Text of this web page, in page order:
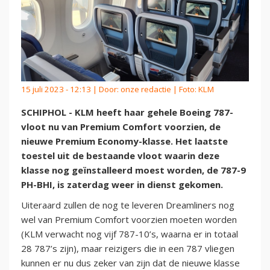
15 juli 2023 - 12:13 | Door: onze redactie | Foto: KLM
SCHIPHOL - KLM heeft haar gehele Boeing 787-
vloot nu van Premium Comfort voorzien, de
nieuwe Premium Economy-klasse. Het laatste
toestel uit de bestaande vloot waarin deze
klasse nog geïnstalleerd moest worden, de 787-9
PH-BHI, is zaterdag weer in dienst gekomen.
Uiteraard zullen de nog te leveren Dreamliners nog
wel van Premium Comfort voorzien moeten worden
(KLM verwacht nog vijf 787-10’s, waarna er in totaal
28 787’s zijn), maar reizigers die in een 787 vliegen
kunnen er nu dus zeker van zijn dat de nieuwe klasse